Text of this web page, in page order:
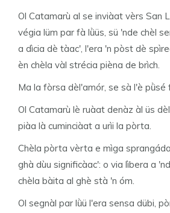
Ol Catamarù al se inviàat vèrs San
végia lüm par fà lǜüs, sü 'nde chèl
a dìcia dè tàac', l'era 'n pòst dè
èn chèla vàl strécia pièna de brìch.
Ma la fòrsa dèl'amór, se sà l'è pǜsé
Ol Catamarù lè ruàat denàz àl üs
piàa là cuminciàat a urìi la pòrta.
Chèla pòrta vèrta e mìga
ghà dùu significàac': o via lìbera a
chèla bàita al ghè stà 'n óm.
Ol segnàl par lǜü l'era sensa dübi,